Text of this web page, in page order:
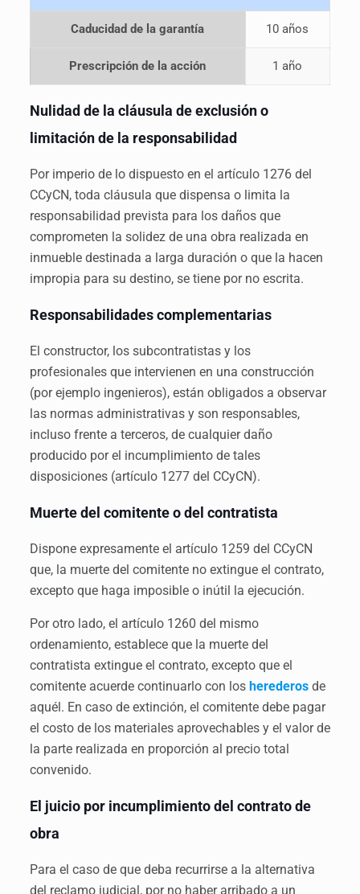
Caducidad de la garantía 10 años
Prescripción de la acción 1 año
Nulidad de la cláusula de exclusión o
limitación de la responsabilidad
Por imperio de lo dispuesto en el artículo 1276 del
CCyCN, toda cláusula que dispensa o limita la
responsabilidad prevista para los daños que
comprometen la solidez de una obra realizada en
inmueble destinada a larga duración o que la hacen
impropia para su destino, se tiene por no escrita.
Responsabilidades complementarias
El constructor, los subcontratistas y los
profesionales que intervienen en una construcción
(por ejemplo ingenieros), están obligados a observar
las normas administrativas y son responsables,
incluso frente a terceros, de cualquier daño
producido por el incumplimiento de tales
disposiciones (artículo 1277 del CCyCN).
Muerte del comitente o del contratista
Dispone expresamente el artículo 1259 del CCyCN
que, la muerte del comitente no extingue el contrato,
excepto que haga imposible o inútil la ejecución.
Por otro lado, el artículo 1260 del mismo
ordenamiento, establece que la muerte del
contratista extingue el contrato, excepto que el
comitente acuerde continuarlo con los herederosde
aquél. En caso de extinción, el comitente debe pagar
el costo de los materiales aprovechables y el valor de
la parte realizada en proporción al precio total
convenido.
El juicio por incumplimiento del contrato de
obra
Para el caso de que deba recurrirse a la alternativa
del reclamo judicial, por no haber arribado a un